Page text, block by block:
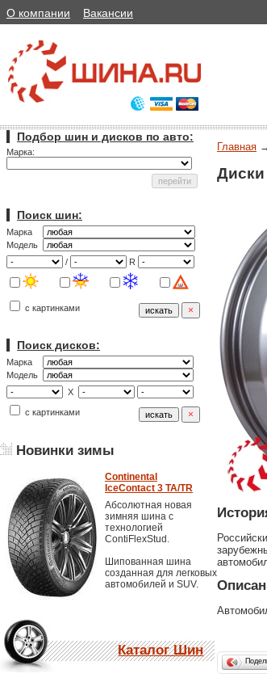
О компании Вакансии
Подбор шин и дисков по авто:
Марка:
Поиск шин:
Марка
Модель
/
R
с картинками
Поиск дисков:
Марка
Модель
X
с картинками
Новинки зимы
Continental
IceContact 3 TA/TR
Абсолютная новая
зимняя шина с
технологией
ContiFlexStud.
Шипованная шина
созданная для легковых
автомобилей и SUV.
Каталог Шин
Главная